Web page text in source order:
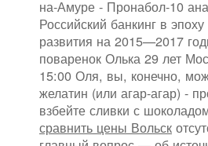
на-Амуре - Пронабол-10
Российский банкинг в
развития на 2015—2017
поваренок Олька 29 лет
15:00 Оля, вы, конечно,
желатин (или агар-агар) -
взбейте сливки с
сравнить цены Вольск